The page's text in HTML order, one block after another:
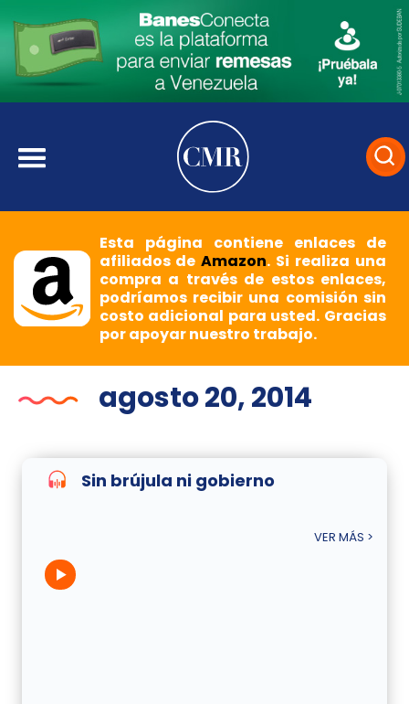
Esta página contiene enlaces de
afiliados deAmazon. Si realiza una
compra a través de estos enlaces,
podríamos recibir una comisión sin
costo adicional para usted. Gracias
por apoyar nuestro trabajo.
agosto 20, 2014
Sin brújula ni gobierno
VER MÁS >